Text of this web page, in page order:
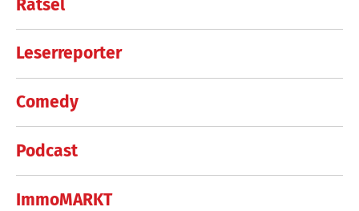
Rätsel
Leserreporter
Comedy
Podcast
ImmoMARKT